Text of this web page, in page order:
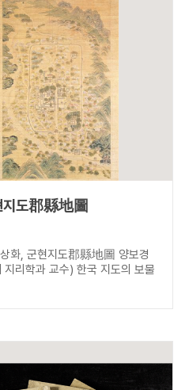
지도郡縣地圖
화, 군현지도郡縣地圖 양보경
지리학과 교수) 한국 지도의 보물